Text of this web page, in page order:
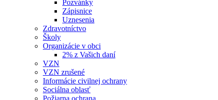
Pozvánky
Zápisnice
Uznesenia
Zdravotníctvo
Školy
Organizácie v obci
2% z Vašich daní
VZN
VZN zrušené
Informácie civilnej ochrany
Sociálna oblasť
Požiarna ochrana